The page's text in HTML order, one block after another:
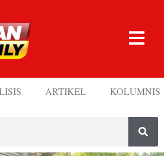
ARTIKEL KOLUMNIS